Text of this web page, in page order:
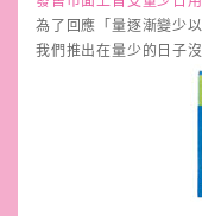
為了回應「量逐漸變少
我們推出在量少的日子